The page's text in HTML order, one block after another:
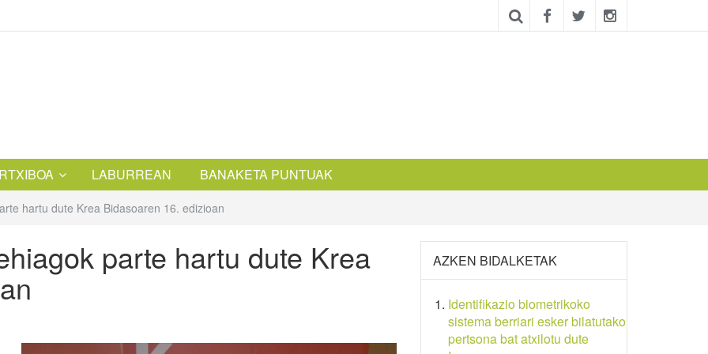
LABURREAN BANAKETA PUNTUAK
hartu dute Krea Bidasoaren 16. edizioan
parte hartu dute Krea AZKEN BIDALKETAK
Identifikazio biometrikoko
sistema berriari esker bilatutako
pertsona bat atxilotu dute